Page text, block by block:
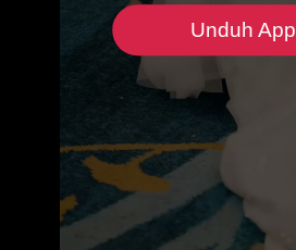
Unduh App